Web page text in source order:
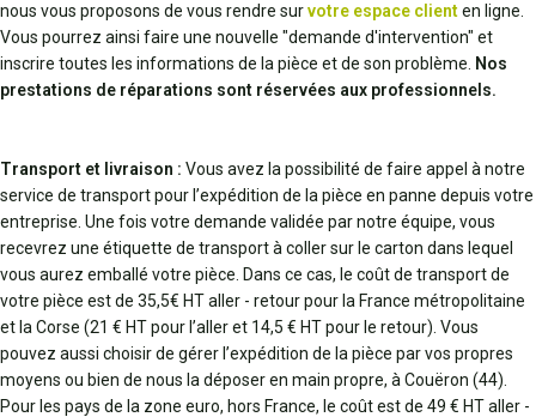
nous vous proposons de vous rendre survotre espace clienten ligne.
Vous pourrez ainsi faire une nouvelle "demande d'intervention" et
inscrire toutes les informations de la pièce et de son problème. Nos
prestations de réparations sont réservées aux professionnels.
Transport et livraison : Vous avez la possibilité de faire appel à notre
service de transport pour l’expédition de la pièce en panne depuis votre
entreprise. Une fois votre demande validée par notre équipe, vous
recevrez une étiquette de transport à coller sur le carton dans lequel
vous aurez emballé votre pièce. Dans ce cas, le coût de transport de
votre pièce est de 35,5€ HT aller - retour pour la France métropolitaine
et la Corse (21 € HT pour l’aller et 14,5 € HT pour le retour). Vous
pouvez aussi choisir de gérer l’expédition de la pièce par vos propres
moyens ou bien de nous la déposer en main propre, à Couëron (44).
Pour les pays de la zone euro, hors France, le coût est de 49 € HT aller -